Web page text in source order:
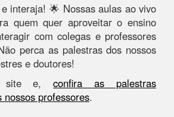
interaja! 🌟 Nossas aulas ao vivo
quem quer aproveitar o ensino
com colegas e professores
perca as palestras dos nossos
e doutores!
site e,confira as palestras
nossos professores.